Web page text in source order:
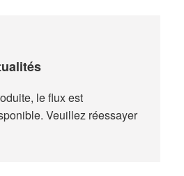
le flux est
Veuillez réessayer